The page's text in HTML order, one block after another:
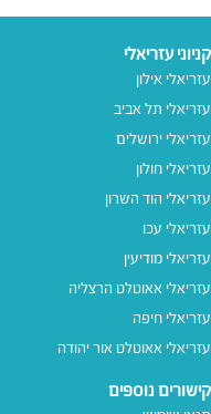
קניוני עזריאלי
עזריאלי אילון
עזריאלי תל אביב
עזריאלי ירושלים
עזריאלי חולון
עזריאלי הוד השרון
עזריאלי עכו
עזריאלי מודיעין
עזריאלי אאוטלט הרצליה
עזריאלי חיפה
עזריאלי אאוטלט אור יהודה
קישורים נוספים